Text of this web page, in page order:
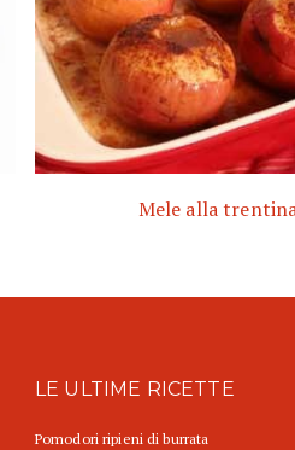
Mele alla
LE ULTIME RICETTE
Pomodori ripieni di burrata